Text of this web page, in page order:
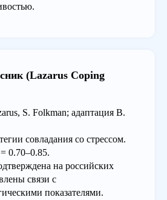
(Lazarus Coping
S. Folkman; адаптация В.
совладания со стрессом.
0.70–0.85.
на российских
связи с
показателями.